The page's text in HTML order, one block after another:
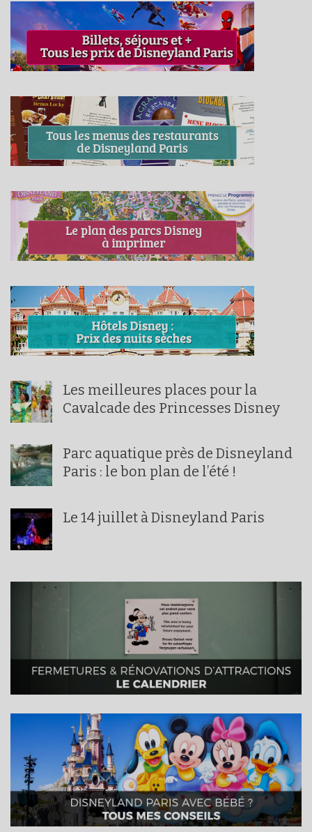
Les meilleures places pour la
Cavalcade des Princesses Disney
Parc aquatique près de Disneyland
Paris : le bon plan de l’été !
Le 14 juillet à Disneyland Paris